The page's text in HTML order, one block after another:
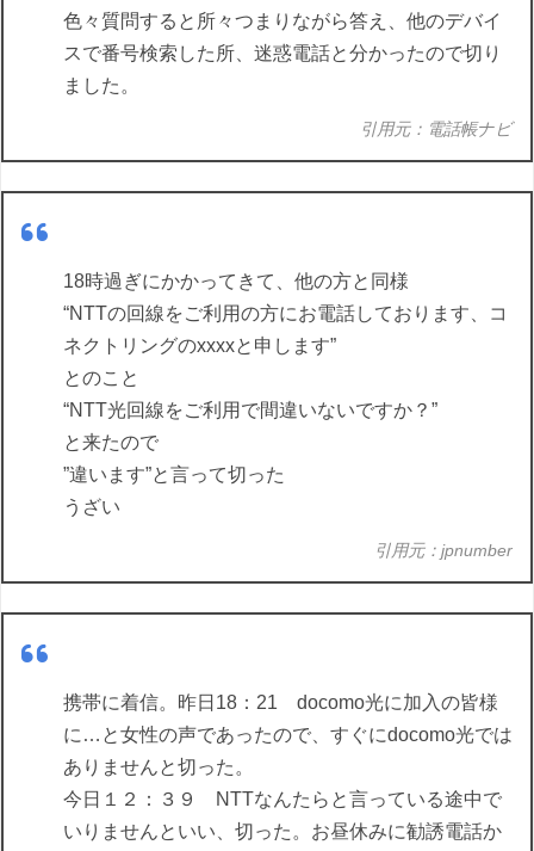
色々質問すると所々つまりながら答え、他のデバイ
スで番号検索した所、迷惑電話と分かったので切り
ました。
引用元：電話帳ナビ
18時過ぎにかかってきて、他の方と同様
“NTTの回線をご利用の方にお電話しております、コ
ネクトリングのxxxxと申します”
とのこと
“NTT光回線をご利用で間違いないですか？”
と来たので
”違います”と言って切った
うざい
引用元：jpnumber
携帯に着信。昨日18：21 docomo光に加入の皆様
に…と女性の声であったので、すぐにdocomo光では
ありませんと切った。
今日１２：３９ NTTなんたらと言っている途中で
いりませんといい、切った。お昼休みに勧誘電話か